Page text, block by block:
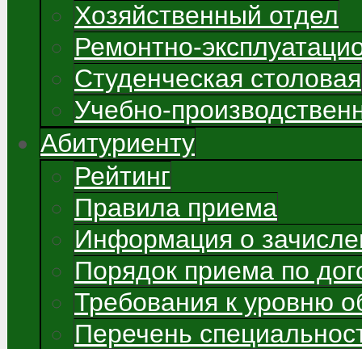
Хозяйственный отдел
Ремонтно-
Студенческая столовая
Учебно-
Абитуриенту
Рейтинг
Правила приема
Информация о
Порядок приема по
Требования к уровню
Перечень